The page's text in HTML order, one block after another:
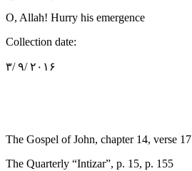
O, Allah! Hurry his emergence
Collection date:
۳/ ۹/ ۲۰۱۶
The Gospel of John, chapter 14, verse 17
The Quarterly “Intizar”, p. 15, p. 155